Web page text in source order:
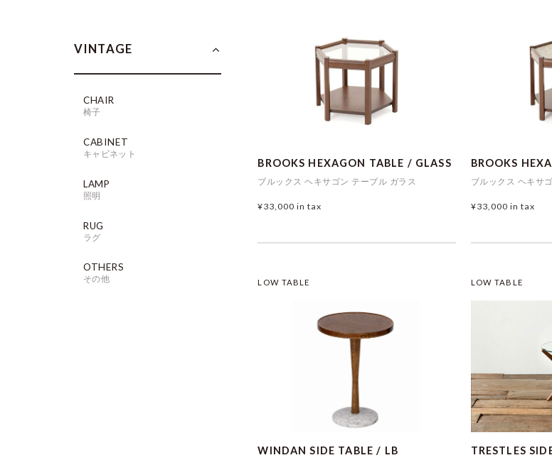
VINTAGE
CHAIR
椅子
CABINET
キャビネット
LAMP
照明
RUG
ラグ
OTHERS
その他
BROOKS HEXAGON TABLE / GLASS
ブルックス ヘキサゴン テーブル ガラス
¥33,000in tax
BROOKS
ブルックス ヘキサ
¥33,000 in tax
LOW TABLE
WINDAN SIDE TABLE / LB
LOW TABLE
TRESTLES